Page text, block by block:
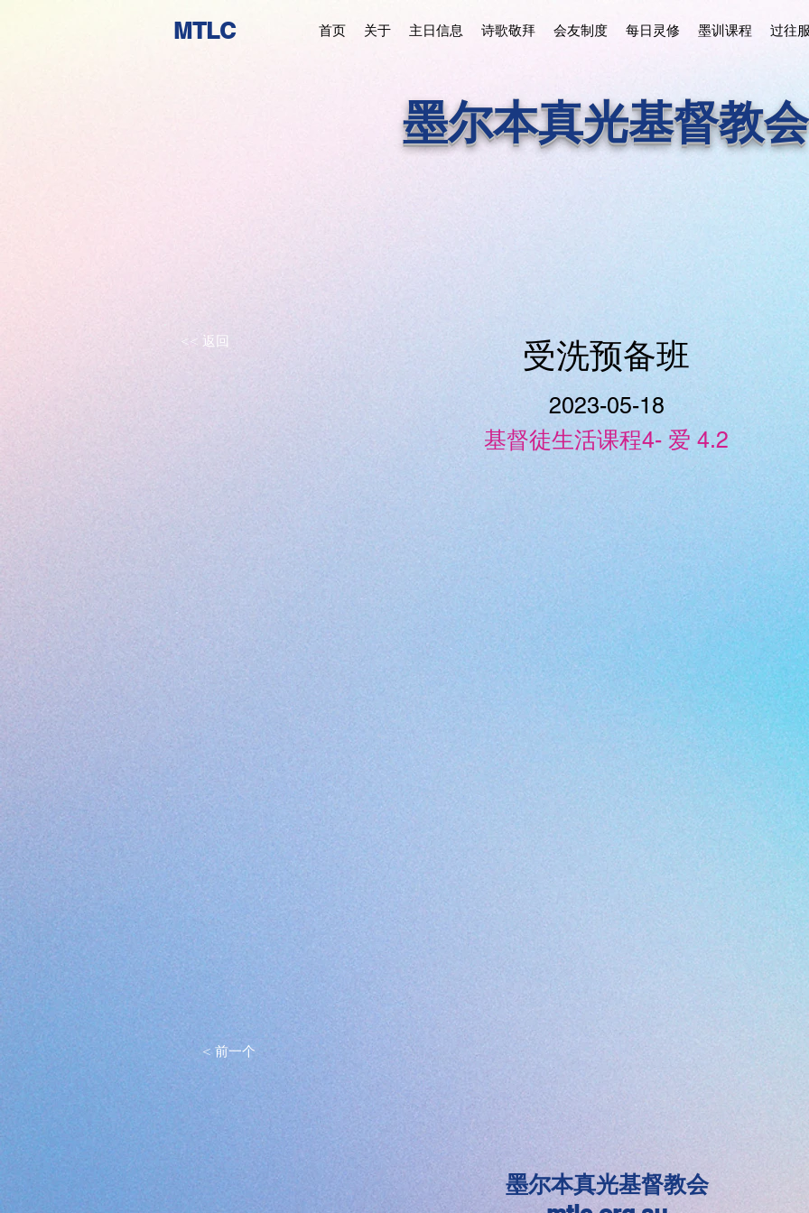
首页 关于 主日信息 诗歌敬拜 会友制度 每日灵修 墨训课程 过往
MTLC
墨尔本真光基督教会
<< 返回 受洗预备班
2023-05-18
基督徒生活课程4- 爱 4.2
< 前一个
墨尔本真光基督教会